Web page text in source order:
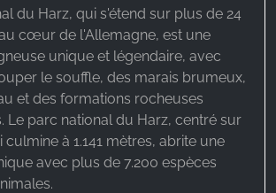
du Harz, qui s'étend sur plus de 24
cœur de l'Allemagne, est une
unique et légendaire, avec
le souffle, des marais brumeux,
et des formations rocheuses
Le parc national du Harz, centré sur
à 1.141 mètres, abrite une
avec plus de 7.200 espèces
_gac_gb_
statistiques sur l'utilisation du site web
- 2 ans